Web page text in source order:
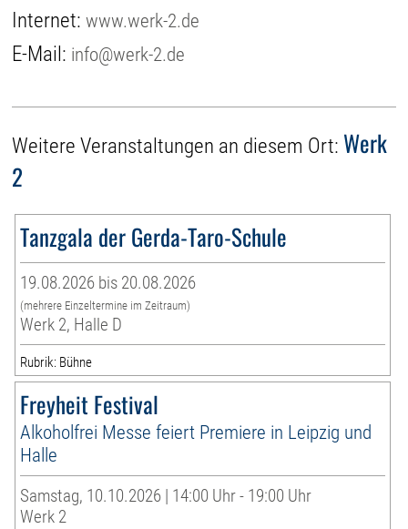
Internet:www.werk-2.de
E-Mail: info@werk-2.de
Weitere Veranstaltungen an diesem Ort: Werk
2
Tanzgala der Gerda-Taro-Schule
19.08.2026 bis 20.08.2026
(mehrere Einzeltermine im Zeitraum)
Werk 2, Halle D
Rubrik: Bühne
Freyheit Festival
Alkoholfrei Messe feiert Premiere in Leipzig und
Halle
Samstag, 10.10.2026 | 14:00 Uhr - 19:00 Uhr
Werk 2